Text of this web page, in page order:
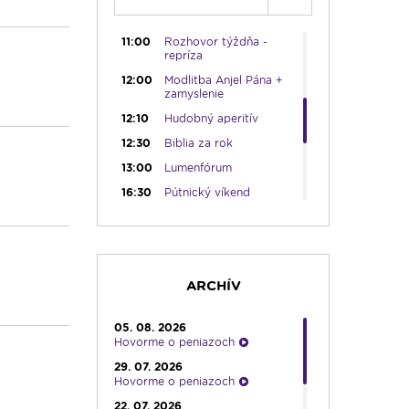
09:15
Lumenáda
11:00
Rozhovor týždňa -
repríza
12:00
Modlitba Anjel Pána +
zamyslenie
12:10
Hudobný aperitív
12:30
Biblia za rok
13:00
Lumenfórum
16:30
Pútnický víkend
18:00
Bolestný ruženec
19:45
Rádio Vatikán - SK
noc
ARCHÍV
05. 08. 2026
Hovorme o peniazoch
29. 07. 2026
Hovorme o peniazoch
22. 07. 2026